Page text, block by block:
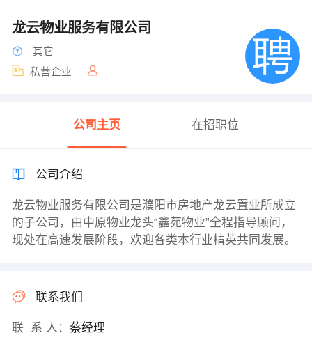
龙云物业服务有限公司
其它
私营企业
公司主页 在招职位
公司介绍
龙云物业服务有限公司是濮阳市房地产龙云置业所成立
的子公司，由中原物业龙头“鑫苑物业”全程指导顾问，
现处在高速发展阶段，欢迎各类本行业精英共同发展。
联系我们
联 系 人： 蔡经理